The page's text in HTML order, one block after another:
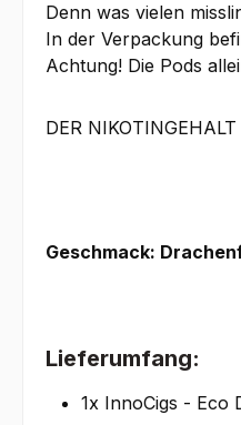
Denn was vielen
In der Verpackung
Achtung! Die Pods
DER
Geschmack:
Lieferumfang:
1x InnoCigs - Eco